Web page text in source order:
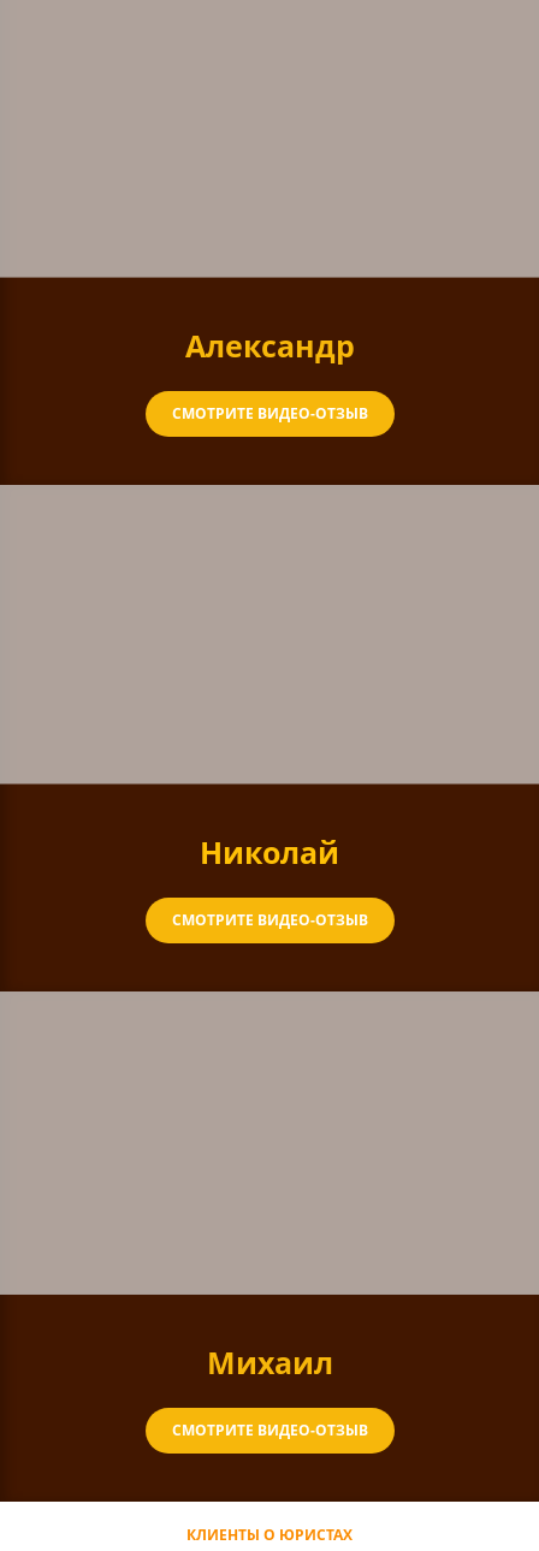
Александр
СМОТРИТЕ ВИДЕО-ОТЗЫВ
Николай
СМОТРИТЕ ВИДЕО-ОТЗЫВ
Михаил
СМОТРИТЕ ВИДЕО-ОТЗЫВ
КЛИЕНТЫ О ЮРИСТАХ